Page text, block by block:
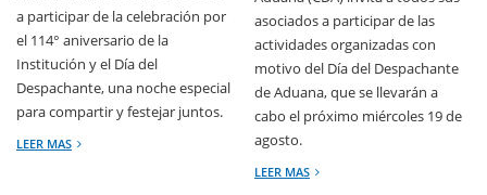
a participar de la celebración por
el 114° aniversario de la
Institución y el Día del
Despachante, una noche especial
para compartir y festejar juntos.
LEER MAS
asociados a participar de las
actividades organizadas con
motivo del Día del Despachante
de Aduana, que se llevarán a
cabo el próximo miércoles 19 de
agosto.
LEER MAS